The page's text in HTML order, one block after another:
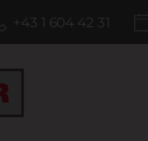
+43 1 604 42 31